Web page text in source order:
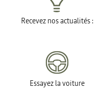
Recevez nos actualités :
Essayez la voiture